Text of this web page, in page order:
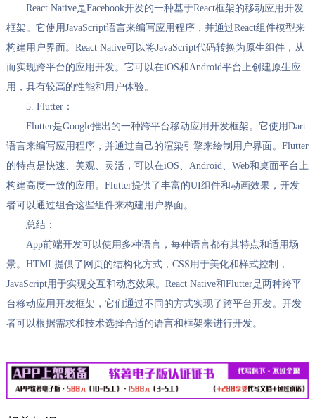
React Native是Facebook开发的一种基于React框架的移动应用开发
框架。它使用JavaScript语言来编写应用程序，并通过React组件模型来
构建用户界面。React Native可以将JavaScript代码转换为原生组件，从
而实现跨平台的应用开发。它可以在iOS和Android平台上创建原生应
用，具有较高的性能和用户体验。
5. Flutter：
Flutter是Google推出的一种跨平台移动应用开发框架。它使用Dart
语言来编写应用程序，并通过自己的渲染引擎来绘制用户界面。Flutter
的特点是快速、美观、灵活，可以在iOS、Android、Web和桌面平台上
构建高度一致的应用。Flutter提供了丰富的UI组件和动画效果，开发
者可以通过组合这些组件来构建用户界面。
总结：
App前端开发可以使用多种语言，每种语言都有其特点和适用场
景。HTML提供了网页的结构化方式，CSS用于美化和样式控制，
JavaScript用于实现交互和动态效果。React Native和Flutter是两种跨平
台移动应用开发框架，它们通过不同的方式实现了跨平台开发。开发
者可以根据需求和技术选择合适的语言和框架来进行开发。